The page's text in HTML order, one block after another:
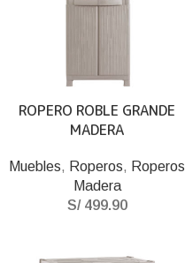
ROPERO ROBLE GRANDE
MADERA
Muebles, Roperos, Roperos
Madera
S/499.90